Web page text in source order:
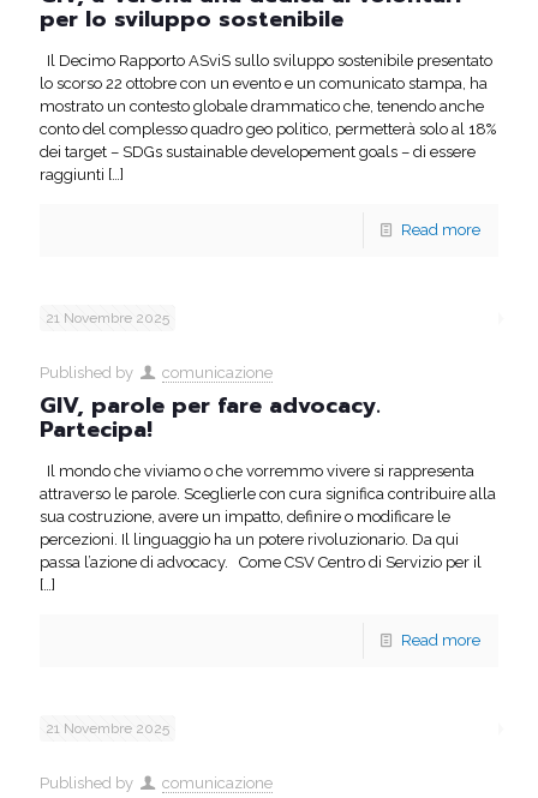
per lo sviluppo sostenibile
Il Decimo Rapporto ASviS sullo sviluppo sostenibile presentato
lo scorso 22 ottobre con un evento e un comunicato stampa, ha
mostrato un contesto globale drammatico che, tenendo anche
conto del complesso quadro geo politico, permetterà solo al 18%
dei target – SDGs sustainable developement goals – di essere
raggiunti […]
Read more
21 Novembre 2025
Published by comunicazione
GIV, parole per fare advocacy.
Partecipa!
Il mondo che viviamo o che vorremmo vivere si rappresenta
attraverso le parole. Sceglierle con cura significa contribuire alla
sua costruzione, avere un impatto, definire o modificare le
percezioni. Il linguaggio ha un potere rivoluzionario. Da qui
passa l’azione di advocacy. Come CSV Centro di Servizio per il
[…]
Read more
21 Novembre 2025
Published by comunicazione